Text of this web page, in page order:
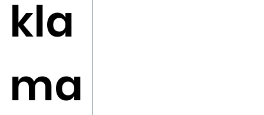
kla
ma